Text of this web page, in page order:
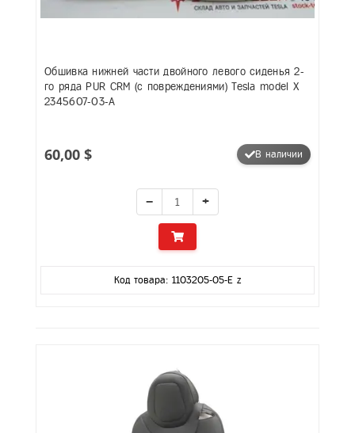
Обшивка нижней части двойного левого сиденья 2-
го ряда PUR CRM (с повреждениями) Tesla model X
2345607-03-A
60,00 $ В наличии
− +
Код товара: 1103205-05-E z